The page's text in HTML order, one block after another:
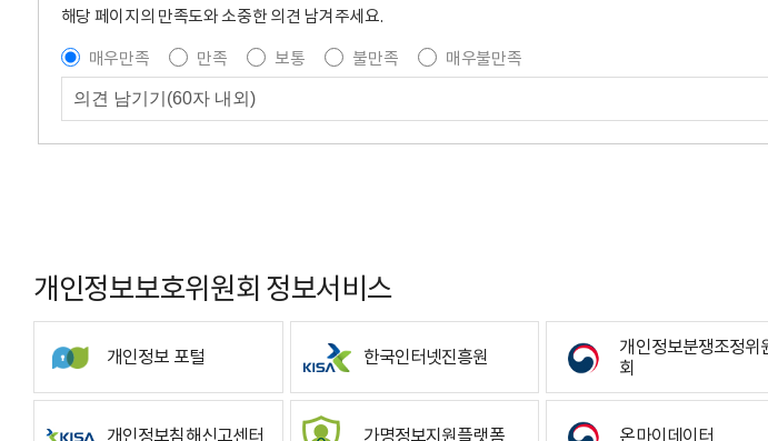
해당 페이지의 만족도와 소중한 의견 남겨주세요.
매우만족
만족 보통 불만족
매우불만족
개인정보보호위원회 정보서비스
개인정보 포털 한국인터넷진흥원
개인정보분쟁조정위
회
개인정보침해신고센터 가명정보지원플랫폼 온마이데이터